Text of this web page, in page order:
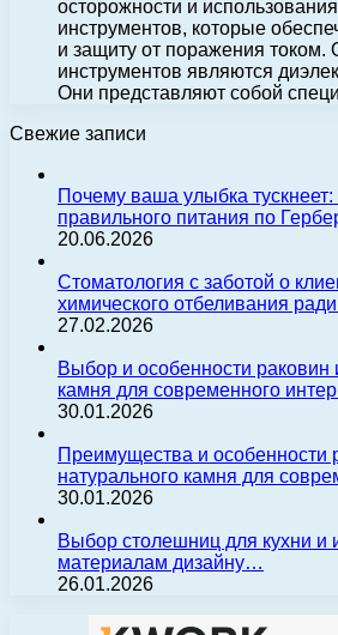
осторожности и
инструментов, которые
и защиту от поражения током.
инструментов являются
Они представляют собой
Свежие записи
Почему ваша улыбка тускнеет:
правильного питания по
20.06.2026
Стоматология с заботой о
химического отбеливания
27.02.2026
Выбор и особенности раковин
камня для современного
30.01.2026
Преимущества и особенности
натурального камня для
30.01.2026
Выбор столешниц для кухни и
материалам дизайну…
26.01.2026